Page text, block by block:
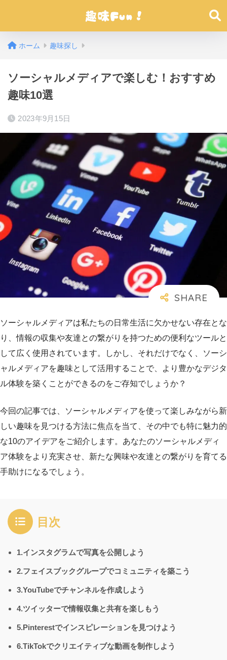
ホーム 趣味探し
ソーシャルメディアで楽しむ！おすすめ
趣味10選
2023年9月15日
ソーシャルメディアは私たちの日常生活に欠かせない存在とな
り、情報の収集や友達との繋がりを持つための便利なツールと
して広く使用されています。しかし、それだけでなく、ソーシ
ャルメディアを趣味として活用することで、より豊かなデジタ
ル体験を築くことができるのをご存知でしょうか？
今回の記事では、ソーシャルメディアを使って楽しみながら新
しい趣味を見つける方法に焦点を当て、その中でも特に魅力的
な10のアイデアをご紹介します。あなたのソーシャルメディ
ア体験をより充実させ、新たな興味や友達との繋がりを育てる
手助けになるでしょう。
目次
1.インスタグラムで写真を公開しよう
2.フェイスブックグループでコミュニティを築こう
3.YouTubeでチャンネルを作成しよう
4.ツイッターで情報収集と共有を楽しもう
5.Pinterestでインスピレーションを見つけよう
6.TikTokでクリエイティブな動画を制作しよう